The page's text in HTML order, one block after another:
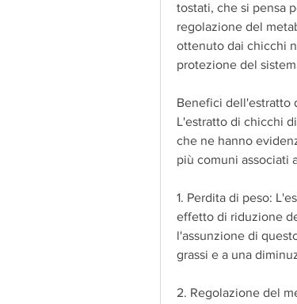
tostati, che si pensa
regolazione del
ottenuto dai chicchi
protezione del
Benefici dell'estratto
L'estratto di chicchi
che ne hanno
più comuni associati
1. Perdita di peso:
effetto di riduzione
l'assunzione di
grassi e a una
2. Regolazione del